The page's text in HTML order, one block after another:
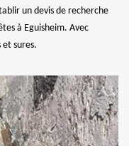
un devis de recherche
à Eguisheim. Avec
et sures.